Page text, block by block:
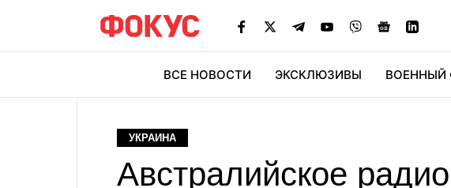
ВСЕ НОВОСТИ ЭКСКЛЮЗИВЫ ВОЕННЫЙ
УКРАИНА
Австралийское